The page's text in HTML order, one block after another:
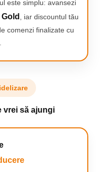
nu a fost niciodată mai
modificarea
face rapid și cu o singură
care facilitează
atunci când aveți o
este simplu: avansezi
Gold
, iar discountul tău
comenzi finalizate cu
vrei să ajungi